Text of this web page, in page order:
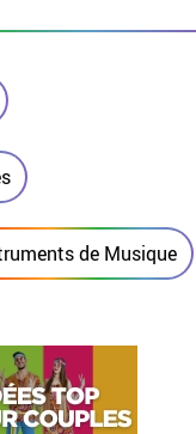
de Musique